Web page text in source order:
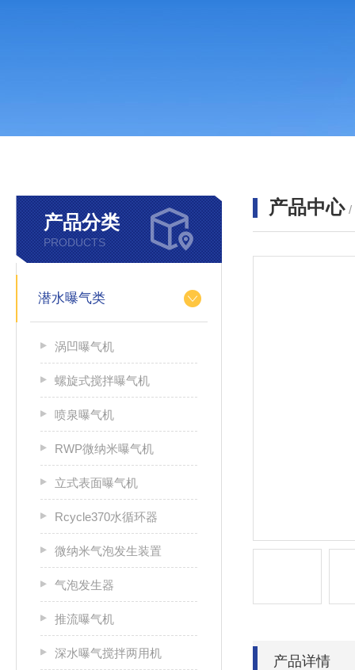
产品分类
PRODUCTS
潜水曝气类
涡凹曝气机
螺旋式搅拌曝气机
喷泉曝气机
RWP微纳米曝气机
立式表面曝气机
Rcycle370水循环器
微纳米气泡发生装置
气泡发生器
推流曝气机
深水曝气搅拌两用机
产品中心 /
产品详情